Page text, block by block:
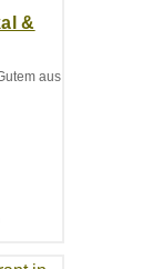
&
aus